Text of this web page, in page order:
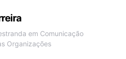
em Comunicação
Organizações